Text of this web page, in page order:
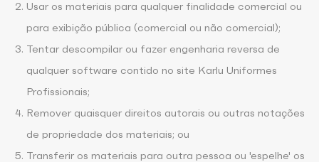
Usar os materiais para qualquer finalidade comercial ou
para exibição pública (comercial ou não comercial);
Tentar descompilar ou fazer engenharia reversa de
qualquer software contido no site Karlu Uniformes
Profissionais;
Remover quaisquer direitos autorais ou outras notações
de propriedade dos materiais; ou
Transferir os materiais para outra pessoa ou 'espelhe' os